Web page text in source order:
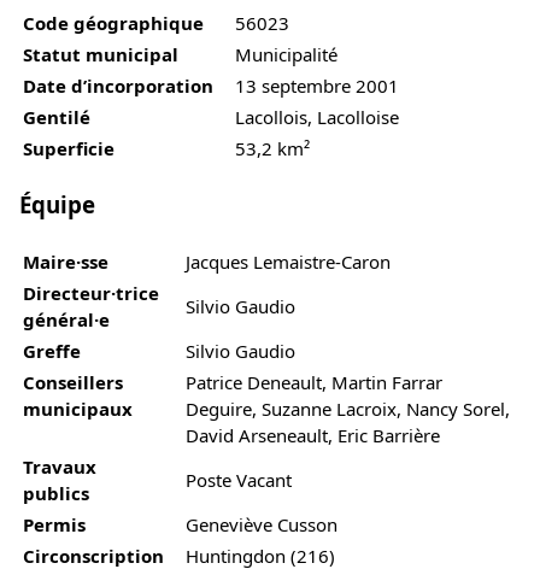
Code géographique
56023
Statut municipal
Municipalité
Date d’incorporation
13 septembre 2001
Gentilé
Lacollois, Lacolloise
Superficie
53,2 km²
Équipe
Maire·sse
Jacques Lemaistre-Caron
Directeur·trice
général·e
Silvio Gaudio
Greffe
Silvio Gaudio
Conseillers
municipaux
Patrice Deneault, Martin Farrar
Deguire, Suzanne Lacroix, Nancy Sorel,
David Arseneault, Eric Barrière
Travaux
publics
Poste Vacant
Permis
Geneviève Cusson
Circonscription
Huntingdon (216)